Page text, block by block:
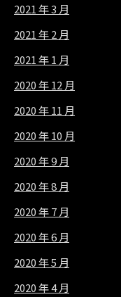
2021 年 3 月
2021 年 2 月
2021 年 1 月
2020 年 12 月
2020 年 11 月
2020 年 10 月
2020 年 9 月
2020 年 8 月
2020 年 7 月
2020 年 6 月
2020 年 5 月
2020 年 4 月